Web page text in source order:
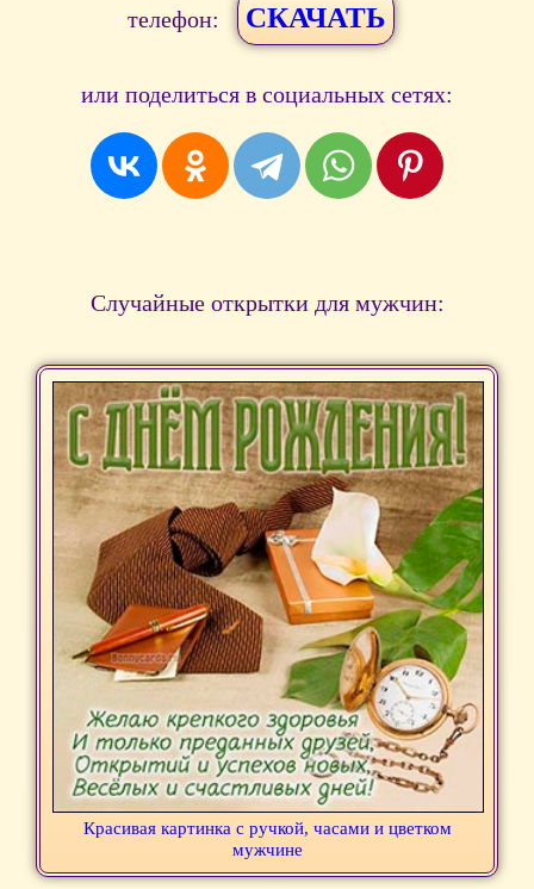
телефон: СКАЧАТЬ
или поделиться в социальных сетях:
Случайные открытки для мужчин:
Красивая картинка с ручкой, часами и цветком
мужчине